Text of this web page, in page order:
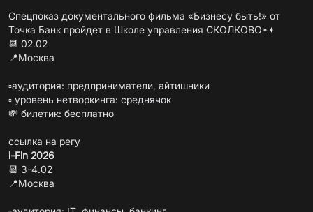
Спецпоказ документального фильма «Бизнесу быть!» от
Точка Банк пройдет в Школе управления СКОЛКОВО**
📆 02.02
📍Москва
▫️аудитория: предприниматели, айтишники
▫️ уровень нетворкинга: среднячок
💸 билетик: бесплатно
ссылка на регу
i-Fin 2026
📆 3-4.02
📍Москва